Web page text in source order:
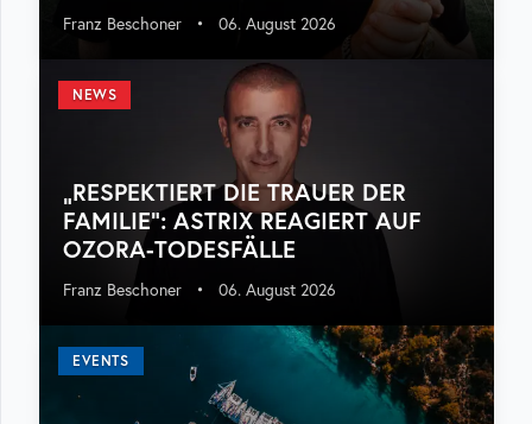
Franz Beschoner • 06. August 2026
NEWS
„RESPEKTIERT DIE TRAUER DER
FAMILIE“: ASTRIX REAGIERT AUF
OZORA-TODESFÄLLE
Franz Beschoner • 06. August 2026
EVENTS